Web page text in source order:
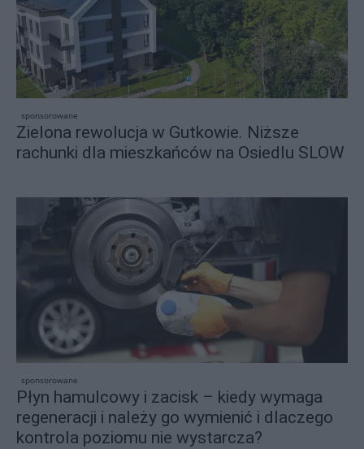
sponsorowane
Zielona rewolucja w Gutkowie. Niższe
rachunki dla mieszkańców na Osiedlu SLOW
sponsorowane
Płyn hamulcowy i zacisk – kiedy wymaga
regeneracji i należy go wymienić i dlaczego
kontrola poziomu nie wystarcza?